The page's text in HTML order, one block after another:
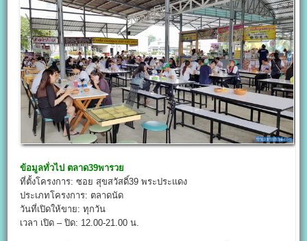
ข้อมูลทั่วไป ตลาด39พารวย
ที่ตั้งโครงการ: ซอย สุขสวัสดิ์39 พระประแดง
ประเภทโครงการ: ตลาดนัด
วันที่เปิดให้ขาย: ทุกวัน
เวลา เปิด – ปิด: 12.00-21.00 น.